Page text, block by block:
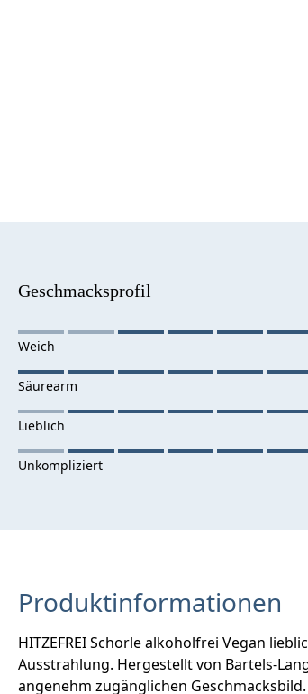
Geschmacksprofil
Produktinformationen
HITZEFREI Schorle alkoholfrei Vegan
Ausstrahlung. Hergestellt von Bartels-
angenehm zugänglichen